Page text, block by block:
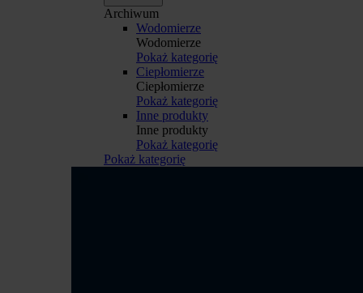
Archiwum
Wodomierze
Wodomierze
Pokaż kategorię
Ciepłomierze
Ciepłomierze
Pokaż kategorię
Inne produkty
Inne produkty
Pokaż kategorię
Pokaż kategorię